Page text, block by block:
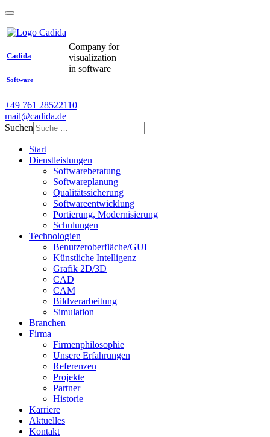
Cadida
Software
Company for
visualization
in software
+49 761 28522110
mail@cadida.de
Suchen
Start
Dienstleistungen
Softwareberatung
Softwareplanung
Qualitätssicherung
Softwareentwicklung
Portierung, Modernisierung
Schulungen
Technologien
Benutzeroberfläche/GUI
Künstliche Intelligenz
Grafik 2D/3D
CAD
CAM
Bildverarbeitung
Simulation
Branchen
Firma
Firmenphilosophie
Unsere Erfahrungen
Referenzen
Projekte
Partner
Historie
Karriere
Aktuelles
Kontakt